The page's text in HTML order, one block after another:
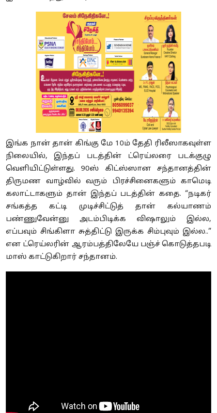
இங்க நான் தான் கிங்கு மே 10ம் தேதி ரிலீஸாகவுள்ள
நிலையில், இந்தப் படத்தின் ட்ரெய்லரை படக்குழு
வெளியிட்டுள்ளது. 90ஸ் கிட்ஸ்ஸான சந்தானத்தின்
திருமண வாழ்வில் வரும் பிரச்சினைகளும் காமெடி
கலாட்டாகளும் தான் இந்தப் படத்தின் கதை. “நடிகர்
சங்கத்த கட்டி முடிச்சிட்டுத் தான் கல்யாணம்
பண்ணுவேன்னு அடம்பிடிக்க விஷாலும் இல்ல,
எப்பவும் சிங்கிளா சுத்திட்டு இருக்க சிம்புவும் இல்ல..”
என ட்ரெய்லரின் ஆரம்பத்திலேயே பஞ்ச் கொடுத்தபடி
மாஸ் காட்டுகிறார் சந்தானம்.